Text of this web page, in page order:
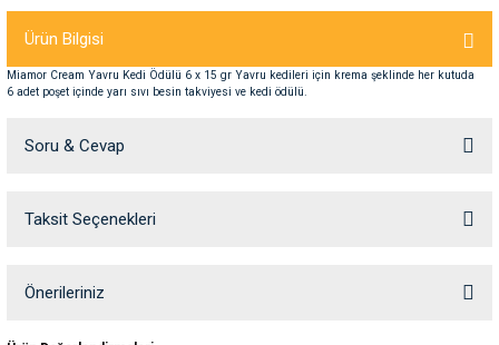
Su Kabları
Ürün Bilgisi
Miamor Cream Yavru Kedi Ödülü 6 x 15 gr Yavru kedileri için krema şeklinde her kutuda
6 adet poşet içinde yarı sıvı besin takviyesi ve kedi ödülü.
Soru & Cevap
Ürün hakkında henüz soru sorulmamış.
Taksit Seçenekleri
Önerileriniz